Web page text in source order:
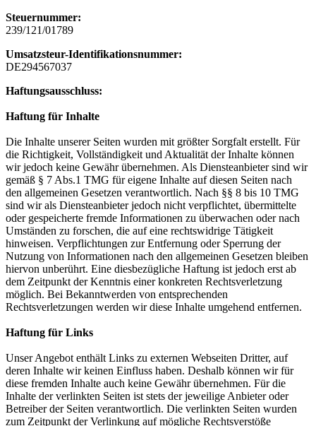
Steuernummer:
239/121/01789
Umsatzsteur-Identifikationsnummer:
DE294567037
Haftungsausschluss:
Haftung für Inhalte
Die Inhalte unserer Seiten wurden mit größter Sorgfalt erstellt. Für
die Richtigkeit, Vollständigkeit und Aktualität der Inhalte können
wir jedoch keine Gewähr übernehmen. Als Diensteanbieter sind wir
gemäß § 7 Abs.1 TMG für eigene Inhalte auf diesen Seiten nach
den allgemeinen Gesetzen verantwortlich. Nach §§ 8 bis 10 TMG
sind wir als Diensteanbieter jedoch nicht verpflichtet, übermittelte
oder gespeicherte fremde Informationen zu überwachen oder nach
Umständen zu forschen, die auf eine rechtswidrige Tätigkeit
hinweisen. Verpflichtungen zur Entfernung oder Sperrung der
Nutzung von Informationen nach den allgemeinen Gesetzen bleiben
hiervon unberührt. Eine diesbezügliche Haftung ist jedoch erst ab
dem Zeitpunkt der Kenntnis einer konkreten Rechtsverletzung
möglich. Bei Bekanntwerden von entsprechenden
Rechtsverletzungen werden wir diese Inhalte umgehend entfernen.
Haftung für Links
Unser Angebot enthält Links zu externen Webseiten Dritter, auf
deren Inhalte wir keinen Einfluss haben. Deshalb können wir für
diese fremden Inhalte auch keine Gewähr übernehmen. Für die
Inhalte der verlinkten Seiten ist stets der jeweilige Anbieter oder
Betreiber der Seiten verantwortlich. Die verlinkten Seiten wurden
zum Zeitpunkt der Verlinkung auf mögliche Rechtsverstöße